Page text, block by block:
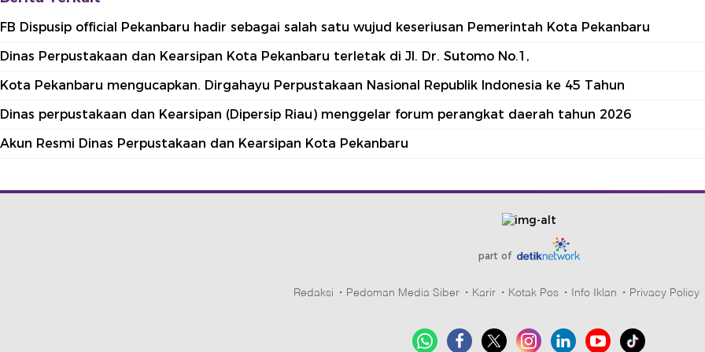
FB Dispusip official Pekanbaru hadir sebagai salah satu wujud keseriusan Pemerintah Kota Pekanbaru
Dinas Perpustakaan dan Kearsipan Kota Pekanbaru terletak di Jl. Dr. Sutomo No.1,
Kota Pekanbaru mengucapkan. Dirgahayu Perpustakaan Nasional Republik Indonesia ke 45 Tahun
Dinas perpustakaan dan Kearsipan (Dipersip Riau) menggelar forum perangkat daerah tahun 2026
Akun Resmi Dinas Perpustakaan dan Kearsipan Kota Pekanbaru
part of
Redaksi Pedoman Media Siber Karir Kotak Pos Info Iklan Privacy Policy